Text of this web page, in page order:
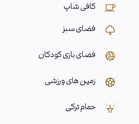
کافی شاپ
فضای سبز
فضای بازی کودکان
زمین های ورزشی
حمام ترکی